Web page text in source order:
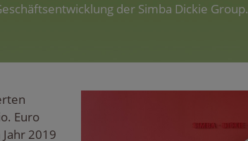
der Simba Dickie Group.
Euro
2019